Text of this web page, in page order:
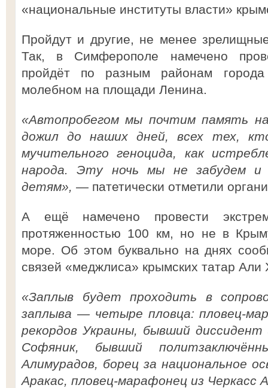
«национальные институты власти»
Пройдут и другие, не менее
Так, в Симферополе намечено
пройдёт по разным районам
молебном на площади Ленина.
«Автопробегом мы почтим память
дожил до наших дней, всех тех,
мучительного геноцида, как
народа. Эту ночь мы не забудем
детям», — патетически отметили
А ещё намечено провести
протяженностью 100 км, но не в
море. Об этом буквально на днях
связей «меджлиса» крымских татар Али
«Заплыв будет проходить в
заплыва — четыре пловца: пловец-
рекордов Украины, бывший
Софяник, бывший
Алимурадов, борец за национальное
Аракас, пловец-марафонец из Черкасс